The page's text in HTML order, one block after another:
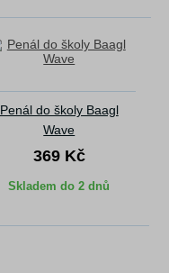
Penál do školy Baagl
Wave
369 Kč
Skladem do 2 dnů